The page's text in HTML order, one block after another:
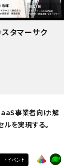
スタマーサク
事業者向け:解
ルを実現する。
・イベント